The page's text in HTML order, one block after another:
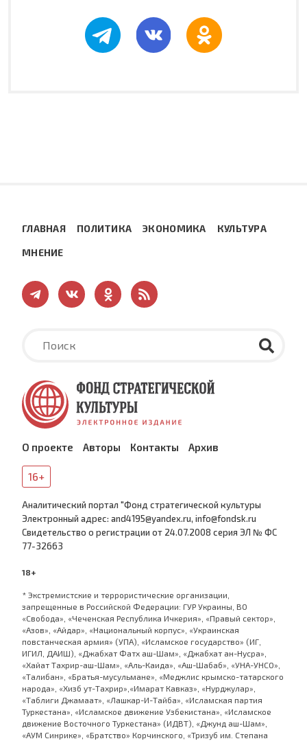
ГЛАВНАЯ ПОЛИТИКА ЭКОНОМИКА КУЛЬТУРА
МНЕНИЕ
О проекте Авторы Контакты Архив
16+
Аналитический портал "Фонд стратегической культуры
Электронный адрес: and4195@yandex.ru, info@fondsk.ru
Cвидетельство о регистрации от 24.07.2008 серия ЭЛ № ФС
77-32663
18+
* Экстремистские и террористические организации,
запрещенные в Российской Федерации: ГУР Украины, ВО
«Свобода», «Чеченская Республика Ичкерия», «Правый сектор»,
«Азов», «Айдар», «Национальный корпус», «Украинская
повстанческая армия» (УПА), «Исламское государство» (ИГ,
ИГИЛ, ДАИШ), «Джабхат Фатх аш-Шам», «Джабхат ан-Нусра»,
«Хайат Тахрир-аш-Шам», «Аль-Каида», «Аш-Шабаб», «УНА-УНСО»,
«Талибан», «Братья-мусульмане», «Меджлис крымско-татарского
народа», «Хизб ут-Тахрир»,«Имарат Кавказ», «Нурджулар»,
«Таблиги Джамаат», «Лашкар-И-Тайба», «Исламская партия
Туркестана», «Исламское движение Узбекистана», «Исламское
движение Восточного Туркестана» (ИДВТ), «Джунд аш-Шам»,
«АУМ Синрике», «Братство» Корчинского, «Тризуб им. Степана